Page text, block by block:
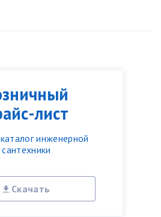
лист
инженерной
сантехники
Скачать